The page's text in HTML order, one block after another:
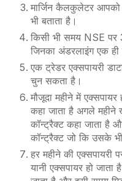
मार्जिन कैलकुलेटर
भी बताता है।
किसी भी समय NSE पर
जिनका अंडरलाइंग एक ही
एक ट्रेडर एक्सपायरी
चुन सकता है।
मौजूदा महीने में एक्सपायर
कहा जाता है अगले महीने
कॉन्ट्रैक्ट कहा जाता है
कॉन्ट्रैक्ट जो कि उसके
हर महीने की एक्सपायरी
यानी एक्सपायर हो जाता